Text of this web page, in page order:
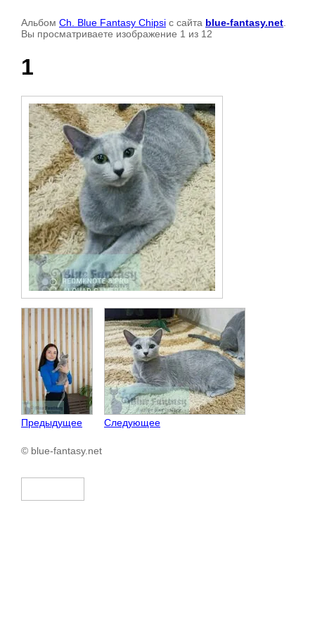
Альбом Ch. Blue Fantasy Chipsi с сайта blue-fantasy.net
Вы просматриваете изображение 1 из 12
1
Предыдущее Следующее
© blue-fantasy.net